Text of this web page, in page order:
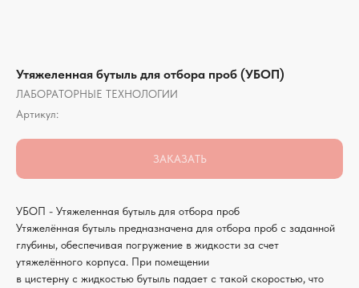
Утяжеленная бутыль для отбора проб (УБОП)
ЛАБОРАТОРНЫЕ ТЕХНОЛОГИИ
Артикул:
ЗАКАЗАТЬ
УБОП - Утяжеленная бутыль для отбора проб
Утяжелённая бутыль предназначена для отбора проб с заданной
глубины, обеспечивая погружение в жидкости за счет
утяжелённого корпуса. При помещении
в цистерну с жидкостью бутыль падает с такой скоростью, что